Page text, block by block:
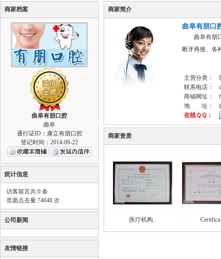
商家档案
曲阜有朋口腔
曲阜
通行证ID：康立有朋口腔
登记时间：2014-09-22
统计信息
·访客留言共:0 条
·页面点击量:74048 次
公司新闻
友情链接
商家简介
曲阜有朋口
曲阜有朋口
断牙再接、各
主营分类：
联系电话：
商铺网址：
地 址：
在线ＱＱ：
商家资质
医疗机构..